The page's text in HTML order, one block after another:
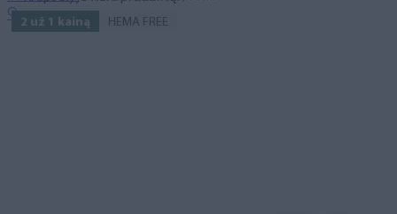
2 už 1 kainą HEMA FREE
🔍